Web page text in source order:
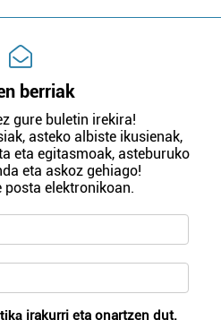
berriak
gure buletin irekira!
asteko albiste ikusienak,
eta egitasmoak, asteburuko
eta askoz gehiago!
posta elektronikoan.
irakurri eta onartzen dut.